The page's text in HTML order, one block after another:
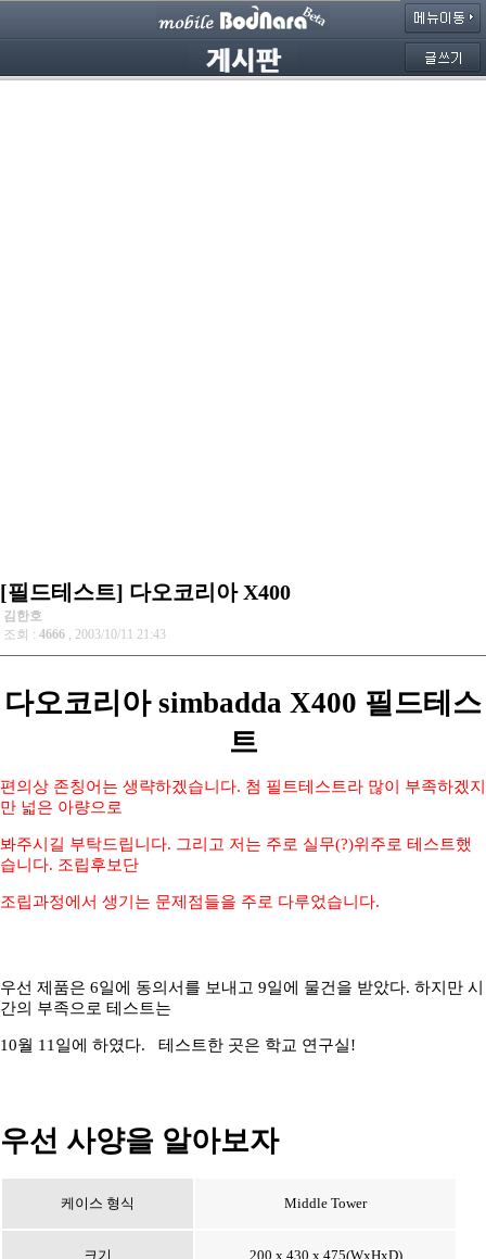
[필드테스트] 다오코리아 X400
김한호
조회 : 4666 , 2003/10/11 21:43
다오코리아 simbadda X400 필드테스
트
편의상 존칭어는 생략하겠습니다. 첨 필트테스트라 많이 부족하겠지
만 넓은 아량으로
봐주시길 부탁드립니다. 그리고 저는 주로 실무(?)위주로 테스트했
습니다. 조립후보단
조립과정에서 생기는 문제점들을 주로 다루었습니다.
우선 제품은 6일에 동의서를 보내고 9일에 물건을 받았다. 하지만 시
간의 부족으로 테스트는
10월 11일에 하였다. 테스트한 곳은 학교 연구실!
우선 사양을 알아보자
케이스 형식 Middle Tower
크기 200 x 430 x 475(WxHxD)